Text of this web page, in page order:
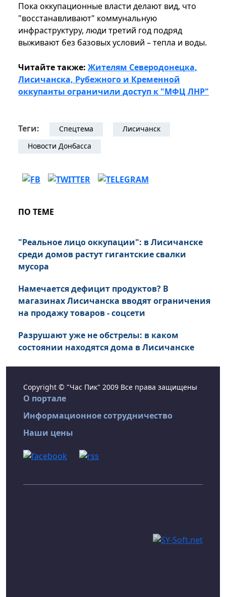
Пока оккупационные власти делают вид, что
"восстанавливают" коммунальную
инфраструктуру, люди третий год подряд
выживают без базовых условий – тепла и воды.
Читайте также: Жителям Северодонецка,
Лисичанска, Рубежного и Кременной
оккупанты ограничили доступ к "МФЦ ЛНР"
Теги: Спецтема
Лисичанск
Новости Донбасса
ПО ТЕМЕ
"Реальное лицо оккупации": в Лисичанске
среди домов растут гигантские свалки
мусора
Намечается дефицит продуктов? В
магазинах Лисичанска вводят ограничения
на продажу товаров - соцсети
Разрушают уже не обстрелы: в каком
состоянии находятся дома в Лисичанске
Copyright © "Час Пик" 2009 Все права защищены
О портале
Информационное сотрудничество
Наши цены